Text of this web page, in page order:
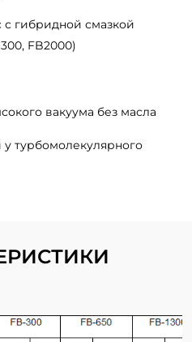
гибридной смазкой
FB2000)
вакуума без масла
турбомолекулярного